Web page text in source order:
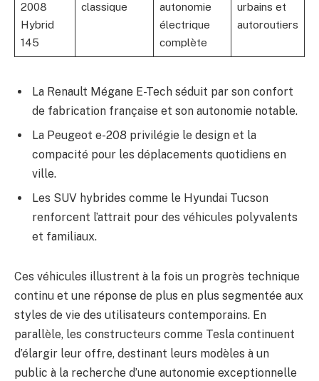
2008
Hybrid
145
classique
autonomie
électrique
complète
urbains et
autoroutiers
La Renault Mégane E-Tech séduit par son confort
de fabrication française et son autonomie notable.
La Peugeot e-208 privilégie le design et la
compacité pour les déplacements quotidiens en
ville.
Les SUV hybrides comme le Hyundai Tucson
renforcent l’attrait pour des véhicules polyvalents
et familiaux.
Ces véhicules illustrent à la fois un progrès technique
continu et une réponse de plus en plus segmentée aux
styles de vie des utilisateurs contemporains. En
parallèle, les constructeurs comme Tesla continuent
d’élargir leur offre, destinant leurs modèles à un
public à la recherche d’une autonomie exceptionnelle